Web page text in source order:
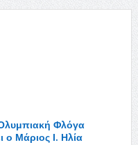
Φλόγα
ο Μάριος Ι. Ηλία